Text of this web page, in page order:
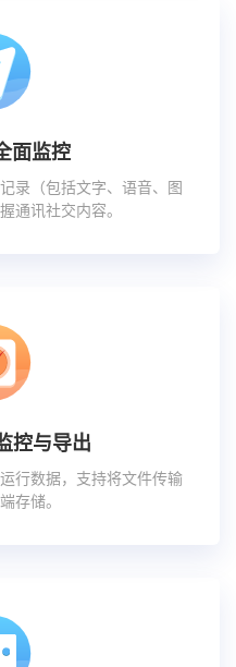
面监控
录（包括文字、语音、图
通讯社交内容。
控与导出
行数据，支持将文件传输
存储。